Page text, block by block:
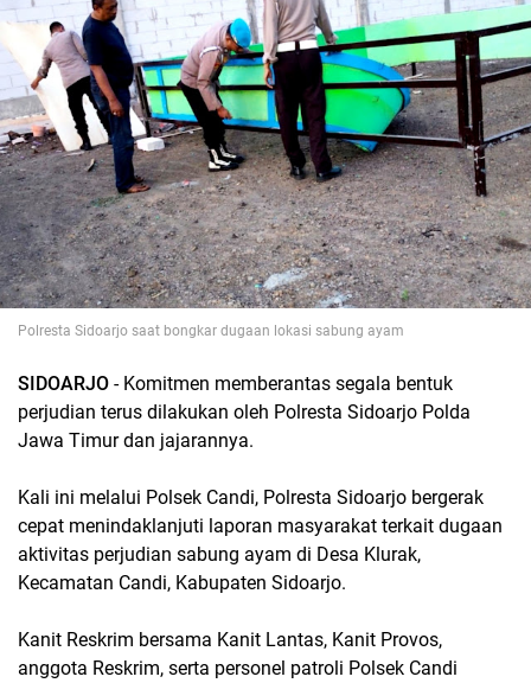
Polresta Sidoarjo saat bongkar dugaan lokasi sabung ayam
SIDOARJO - Komitmen memberantas segala bentuk
perjudian terus dilakukan oleh Polresta Sidoarjo Polda
Jawa Timur dan jajarannya.
Kali ini melalui Polsek Candi, Polresta Sidoarjo bergerak
cepat menindaklanjuti laporan masyarakat terkait dugaan
aktivitas perjudian sabung ayam di Desa Klurak,
Kecamatan Candi, Kabupaten Sidoarjo.
Kanit Reskrim bersama Kanit Lantas, Kanit Provos,
anggota Reskrim, serta personel patroli Polsek Candi